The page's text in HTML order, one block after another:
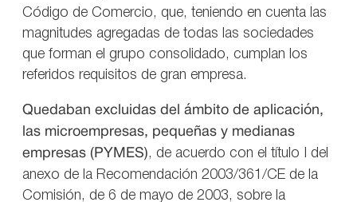
Código de Comercio, que, teniendo en cuenta las
magnitudes agregadas de todas las sociedades
que forman el grupo consolidado, cumplan los
referidos requisitos de gran empresa.
Quedaban excluidas del ámbito de aplicación,
las microempresas, pequeñas y medianas
empresas (PYMES), de acuerdo con el título I del
anexo de la Recomendación 2003/361/CE de la
Comisión, de 6 de mayo de 2003, sobre la